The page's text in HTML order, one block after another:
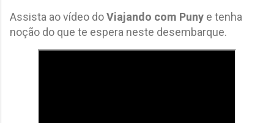
Assista ao vídeo doViajando com Puny e tenha
noção do que te espera neste desembarque.